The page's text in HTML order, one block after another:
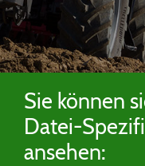
Sie können
Datei-
ansehen: